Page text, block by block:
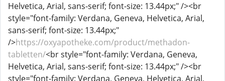
Helvetica, Arial, sans-serif; font-size: 13.44px;" /><br
style="font-family: Verdana, Geneva, Helvetica, Arial,
sans-serif; font-size: 13.44px;"
/>https://oxyapotheke.com/product/methadon-
tabletten/<br style="font-family: Verdana, Geneva,
Helvetica, Arial, sans-serif; font-size: 13.44px;" /><br
style="font-family: Verdana, Geneva, Helvetica, Arial,